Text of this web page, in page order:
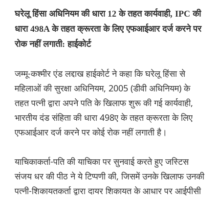
घरेलू हिंसा अधिनियम की धारा 12 के तहत कार्यवाही, IPC की
धारा 498A के तहत क्रूरता के लिए एफआईआर दर्ज करने पर
रोक नहीं लगाती: हाईकोर्ट
जम्मू-कश्मीर एंड लद्दाख हाईकोर्ट ने कहा कि घरेलू हिंसा से
महिलाओं की सुरक्षा अधिनियम, 2005 (डीवी अधिनियम) के
तहत पत्नी द्वारा अपने पति के खिलाफ शुरू की गई कार्यवाही,
भारतीय दंड संहिता की धारा 498ए के तहत क्रूरता के लिए
एफआईआर दर्ज करने पर कोई रोक नहीं लगाती है।
याचिकाकर्ता-पति की याचिका पर सुनवाई करते हुए जस्टिस
संजय धर की पीठ ने ये टिप्पणी की, जिसमें उनके खिलाफ उनकी
पत्नी-शिकायतकर्ता द्वारा दायर शिकायत के आधार पर आईपीसी